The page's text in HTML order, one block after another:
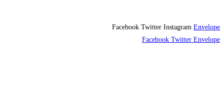
Facebook Twitter Instagram Envelope
Facebook Twitter Envelope